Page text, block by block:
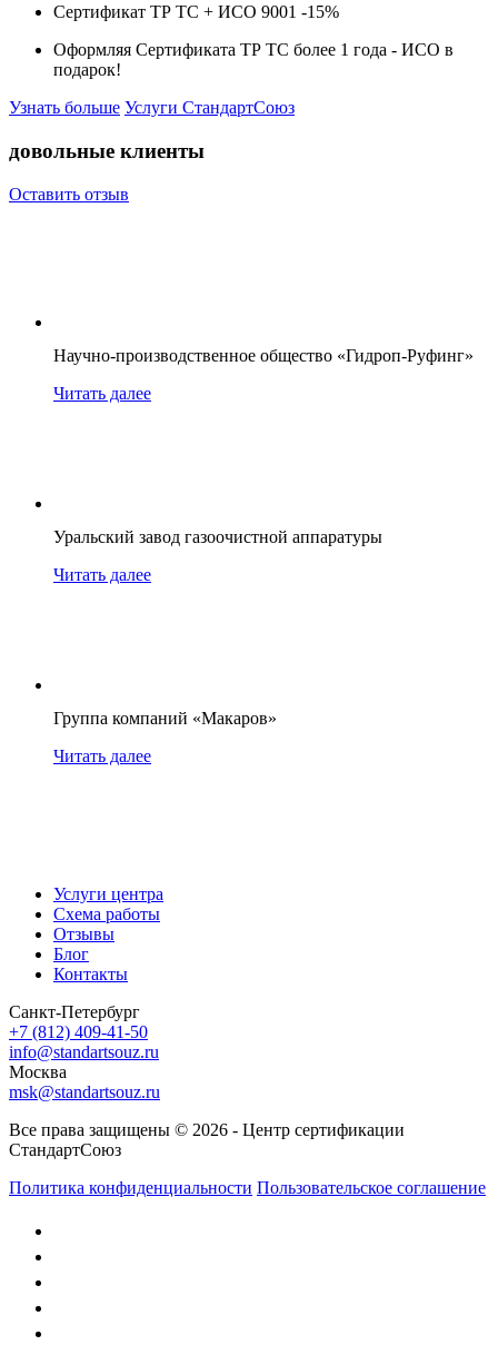
Сертификат ТР ТС + ИСО 9001 -15%
Оформляя Сертификата ТР ТС более 1 года - ИСО в
подарок!
Узнать больше Услуги СтандартСоюз
довольные клиенты
Оставить отзыв
Научно-производственное общество «Гидроп-Руфинг»
Читать далее
Уральский завод газоочистной аппаратуры
Читать далее
Группа компаний «Макаров»
Читать далее
Услуги центра
Схема работы
Отзывы
Блог
Контакты
Санкт-Петербург
+7 (812) 409-41-50
info@standartsouz.ru
Москва
msk@standartsouz.ru
Все права защищены © 2026 - Центр сертификации
СтандартСоюз
Политика конфиденциальности Пользовательское соглашение